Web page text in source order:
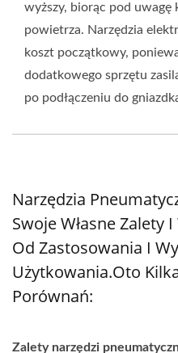
wyższy, biorąc pod uwagę
powietrza. Narzędzia
koszt początkowy,
dodatkowego sprzętu
po podłączeniu do
Narzędzia
Swoje Własne Zalety
Od Zastosowania I
Użytkowania.Oto
Porównań:
Zalety narzędzi